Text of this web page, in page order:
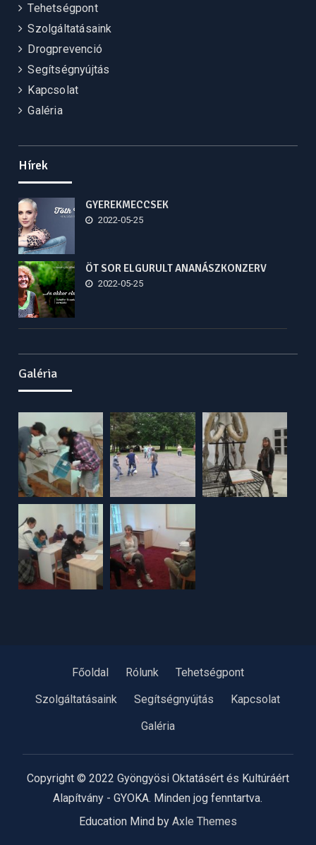
Tehetségpont
Szolgáltatásaink
Drogprevenció
Segítségnyújtás
Kapcsolat
Galéria
Hírek
GYEREKMECCSEK
2022-05-25
ÖT SOR ELGURULT ANANÁSZKONZERV
2022-05-25
Galéria
Főoldal Rólunk
Tehetségpont
Szolgáltatásaink
Segítségnyújtás
Kapcsolat
Galéria
Copyright © 2022 Gyöngyösi Oktatásért és Kultúráért
Alapítvány - GYOKA. Minden jog fenntartva.
Education Mind by Axle Themes